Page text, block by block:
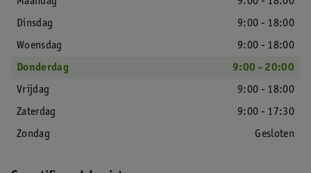
Dinsdag
9:00 - 18:00
Woensdag
9:00 - 18:00
Donderdag
9:00 - 20:00
Vrijdag
9:00 - 18:00
Zaterdag
9:00 - 17:30
Zondag
Gesloten